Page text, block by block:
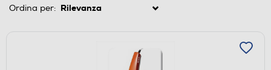
Ordina per: